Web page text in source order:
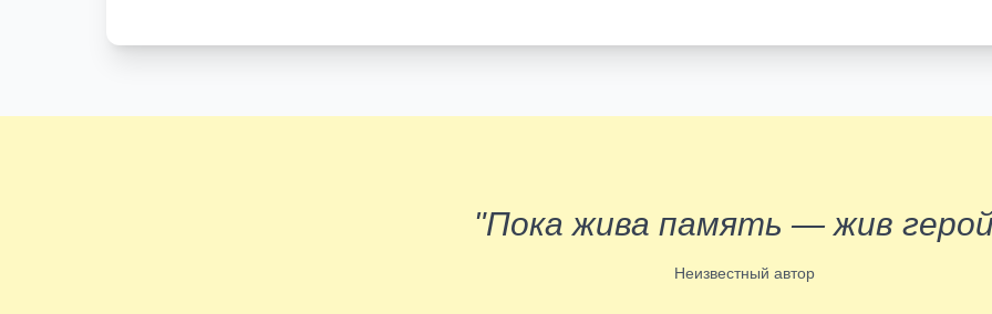
"Пока жива память — жив
Неизвестный автор